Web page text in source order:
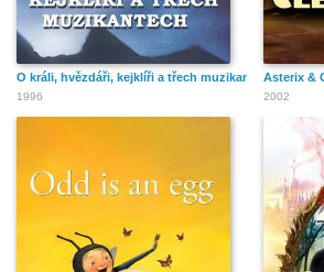
O králi, hvězdáři, kejklíři a třech muzikantech
1996
Asterix &
2002